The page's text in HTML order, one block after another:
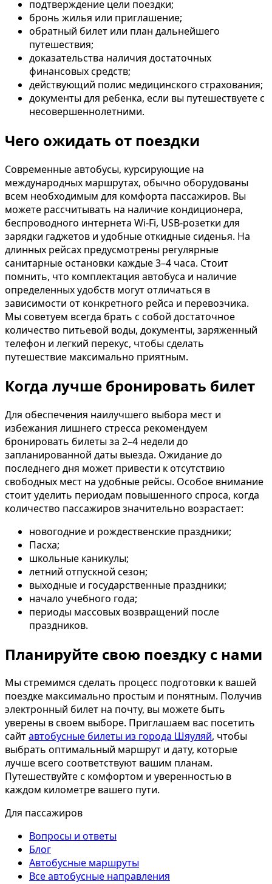
подтверждение цели поездки;
бронь жилья или приглашение;
обратный билет или план дальнейшего
путешествия;
доказательства наличия достаточных
финансовых средств;
действующий полис медицинского страхования;
документы для ребенка, если вы путешествуете с
несовершеннолетними.
Чего ожидать от поездки
Современные автобусы, курсирующие на
международных маршрутах, обычно оборудованы
всем необходимым для комфорта пассажиров. Вы
можете рассчитывать на наличие кондиционера,
беспроводного интернета Wi-Fi, USB-розетки для
зарядки гаджетов и удобные откидные сиденья. На
длинных рейсах предусмотрены регулярные
санитарные остановки каждые 3–4 часа. Стоит
помнить, что комплектация автобуса и наличие
определенных удобств могут отличаться в
зависимости от конкретного рейса и перевозчика.
Мы советуем всегда брать с собой достаточное
количество питьевой воды, документы, заряженный
телефон и легкий перекус, чтобы сделать
путешествие максимально приятным.
Когда лучше бронировать билет
Для обеспечения наилучшего выбора мест и
избежания лишнего стресса рекомендуем
бронировать билеты за 2–4 недели до
запланированной даты выезда. Ожидание до
последнего дня может привести к отсутствию
свободных мест на удобные рейсы. Особое внимание
стоит уделить периодам повышенного спроса, когда
количество пассажиров значительно возрастает:
новогодние и рождественские праздники;
Пасха;
школьные каникулы;
летний отпускной сезон;
выходные и государственные праздники;
начало учебного года;
периоды массовых возвращений после
праздников.
Планируйте свою поездку с нами
Мы стремимся сделать процесс подготовки к вашей
поездке максимально простым и понятным. Получив
электронный билет на почту, вы можете быть
уверены в своем выборе. Приглашаем вас посетить
сайтавтобусные билеты из города Шяуляй, чтобы
выбрать оптимальный маршрут и дату, которые
лучше всего соответствуют вашим планам.
Путешествуйте с комфортом и уверенностью в
каждом километре вашего пути.
Для пассажиров
Вопросы и ответы
Блог
Автобусные маршруты
Все автобусные направления